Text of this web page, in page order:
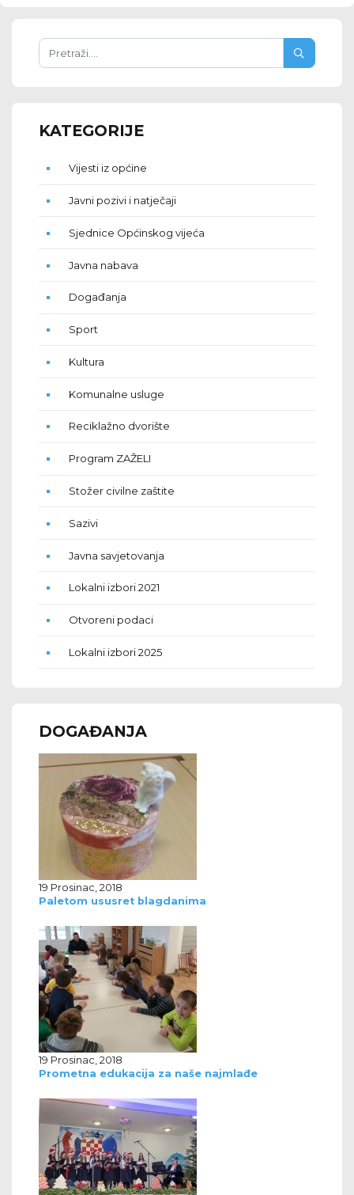
KATEGORIJE
Vijesti iz općine
Javni pozivi i natječaji
Sjednice Općinskog vijeća
Javna nabava
Događanja
Sport
Kultura
Komunalne usluge
Reciklažno dvorište
Program ZAŽELI
Stožer civilne zaštite
Sazivi
Javna savjetovanja
Lokalni izbori 2021
Otvoreni podaci
Lokalni izbori 2025
DOGAĐANJA
19 Prosinac, 2018
Paletom ususret blagdanima
19 Prosinac, 2018
Prometna edukacija za naše najmlađe